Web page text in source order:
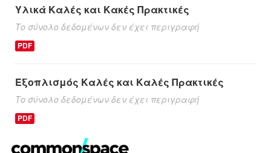
Υλικά Καλές και Κακές Πρακτικές
Το σύνολο δεδομένων δεν έχει περιγραφή
PDF
Εξοπλισμός Καλές και Καλές Πρακτικές
Το σύνολο δεδομένων δεν έχει περιγραφή
PDF